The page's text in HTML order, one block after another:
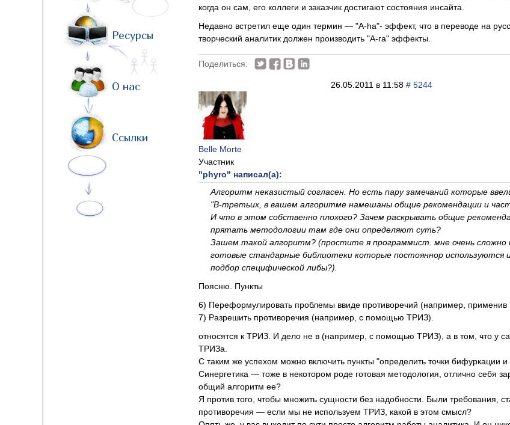
Ресурсы
О нас
Ссылки
когда он сам, его коллеги и заказчик достигают состояния инсайта.
Недавно встретил еще один термин — "A-ha"- эффект, что в переводе на
творческий аналитик должен производить "А-га" эффекты.
Поделиться:
26.05.2011 в 11:58 # 5244
Belle Morte
Участник
"phyro" написал(а):
Алгоритм неказистый согласен. Но есть пару замечаний которые
"В-третьих, в вашем алгоритме намешаны общие рекомендации и
И что в этом собственно плохого? Зачем раскрывать общие
прятать методологии там где они определяют суть?
Зашем такой алгоритм? (простите я программист. мне очень сложно
готовые стандарные библиотеки которые постояннор используются
подбор специфической либы?).
Поясню. Пункты
6) Переформулировать проблемы ввиде противоречий (например, применив
7) Разрешить противоречия (например, с помощью ТРИЗ).
относятся к ТРИЗ. И дело не в (например, с помощью ТРИЗ), а в том, что у
ТРИЗа.
С таким же успехом можно включить пункты "определить точки бифуркации
Синергетика — тоже в некотором роде готовая методология, отлично себя
общий алгоритм ее?
Я против того, чтобы множить сущности без надобности. Были требования,
противоречия — если мы не используем ТРИЗ, какой в этом смысл?